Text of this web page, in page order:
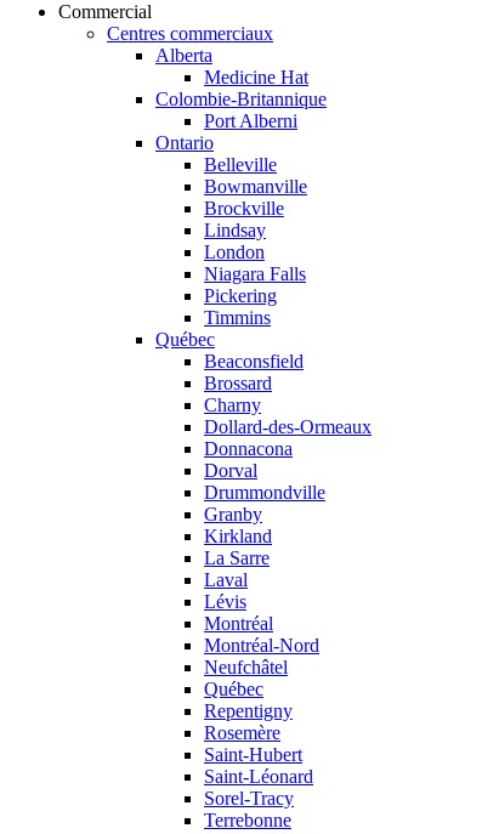
Commercial
Centres commerciaux
Alberta
Medicine Hat
Colombie-Britannique
Port Alberni
Ontario
Belleville
Bowmanville
Brockville
Lindsay
London
Niagara Falls
Pickering
Timmins
Québec
Beaconsfield
Brossard
Charny
Dollard-des-Ormeaux
Donnacona
Dorval
Drummondville
Granby
Kirkland
La Sarre
Laval
Lévis
Montréal
Montréal-Nord
Neufchâtel
Québec
Repentigny
Rosemère
Saint-Hubert
Saint-Léonard
Sorel-Tracy
Terrebonne